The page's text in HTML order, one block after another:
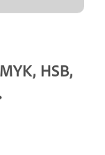
HSB,